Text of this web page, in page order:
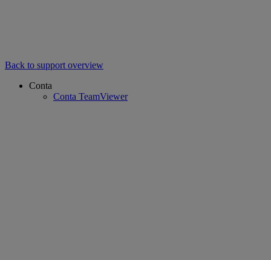
Back to support overview
Conta
Conta TeamViewer